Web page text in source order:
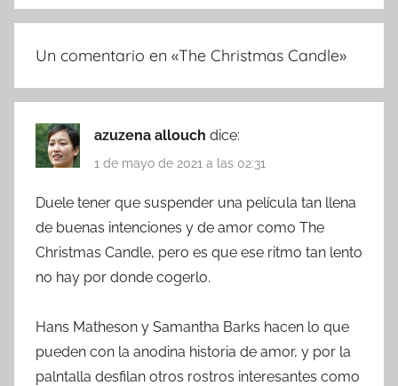
Un comentario en «The Christmas Candle»
azuzena allouch dice:
1 de mayo de 2021 a las 02:31
Duele tener que suspender una película tan llena
de buenas intenciones y de amor como The
Christmas Candle, pero es que ese ritmo tan lento
no hay por donde cogerlo.
Hans Matheson y Samantha Barks hacen lo que
pueden con la anodina historia de amor, y por la
palntalla desfilan otros rostros interesantes como